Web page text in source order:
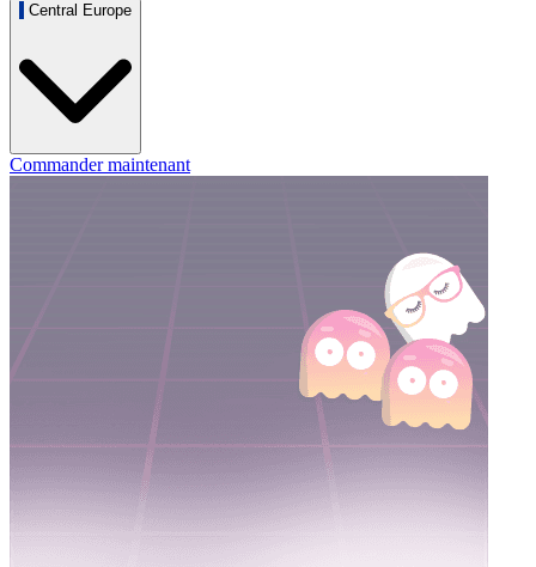
Central Europe
Commander maintenant